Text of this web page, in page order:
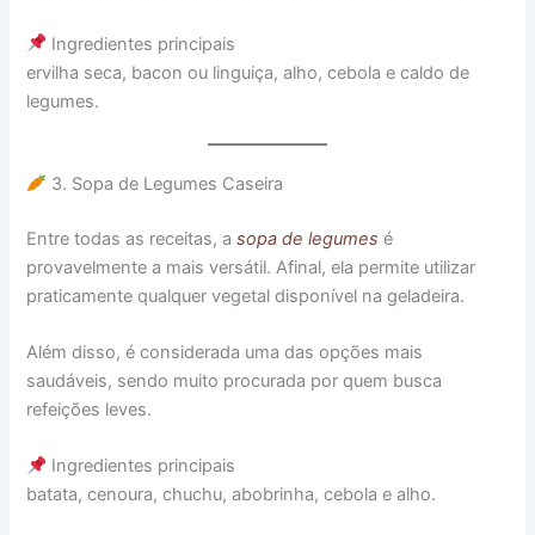
Ingredientes principais
ervilha seca, bacon ou linguiça, alho, cebola e caldo de
legumes.
3. Sopa de Legumes Caseira
Entre todas as receitas, asopa de legumes é
provavelmente a mais versátil. Afinal, ela permite utilizar
praticamente qualquer vegetal disponível na geladeira.
Além disso, é considerada uma das opções mais
saudáveis, sendo muito procurada por quem busca
refeições leves.
Ingredientes principais
batata, cenoura, chuchu, abobrinha, cebola e alho.